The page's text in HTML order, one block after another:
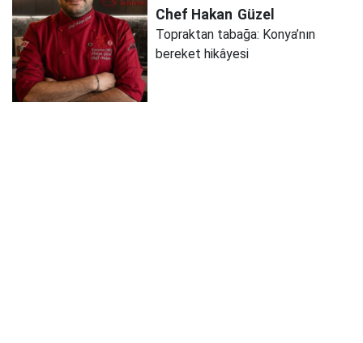
Chef Hakan Güzel
Topraktan tabağa: Konya’nın
bereket hikâyesi